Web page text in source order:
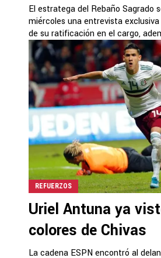
El estratega del Rebaño Sagrado
miércoles una entrevista
de su ratificación en el cargo,
REFUERZOS
Uriel Antuna ya
colores de Chivas
La cadena ESPN encontró al